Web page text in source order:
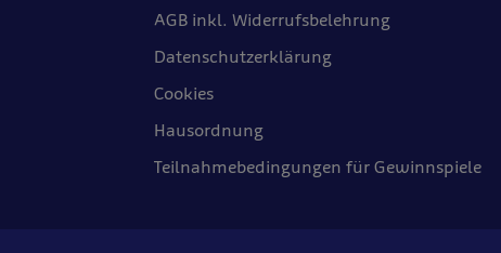
AGB inkl. Widerrufsbelehrung
Datenschutzerklärung
Cookies
Hausordnung
Teilnahmebedingungen für Gewinnspiele